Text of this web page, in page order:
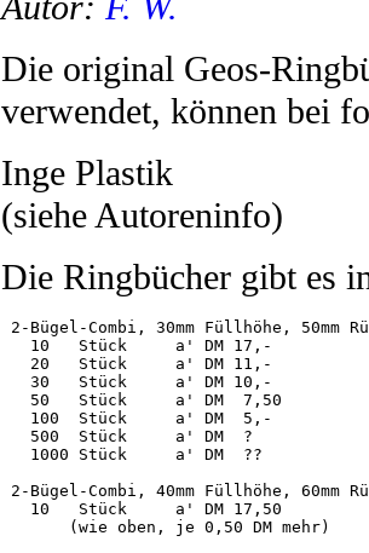
Die original Geos-
verwendet, können bei
Inge Plastik
(siehe Autoreninfo)
Die Ringbücher gibt es
2-Bügel-Combi, 30mm Füllhöhe, 50mm
   10   Stück     a' DM 17,-
   20   Stück     a' DM 11,-
   30   Stück     a' DM 10,-
   50   Stück     a' DM  7,50
   100  Stück     a' DM  5,-
   500  Stück     a' DM  ?
   1000 Stück     a' DM  ??
2-Bügel-Combi, 40mm Füllhöhe, 60mm
   10   Stück     a' DM 17,50